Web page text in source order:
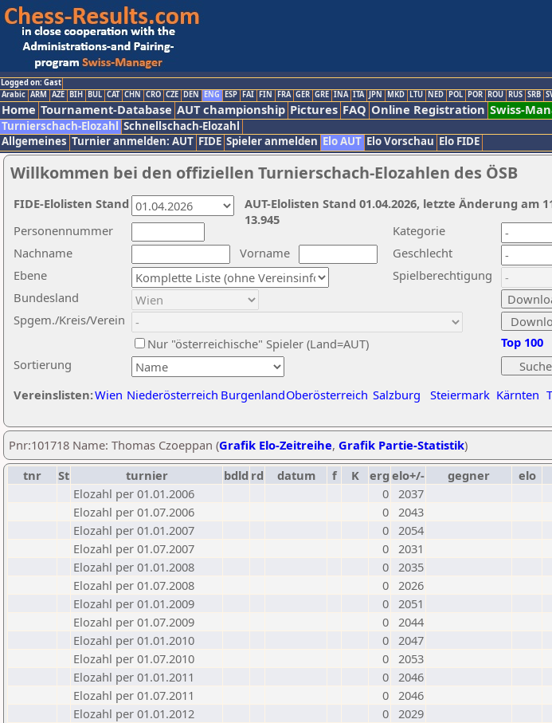
Logged on: Gast
Arabic ARM AZE BIH BUL CAT CHN CRO CZE DEN ENG ESP FAI FIN FRA GER GRE INA ITA JPN MKD LTU NED POL POR ROU RUS SRB
Home Tournament-Database AUT championship Pictures FAQ Online Registration Swiss-
Turnierschach-Elozahl Schnellschach-Elozahl
Allgemeines Turnier anmelden: AUT FIDE Spieler anmelden Elo AUT Elo Vorschau Elo FIDE
Willkommen bei den offiziellen Turnierschach-Elozahlen des ÖSB
Nachname
Vorname
Ebene
Kategorie
Sortierung
Personennummer
Bundesland
Spgem./Kreis/Verein
Geschlecht
Nur "österreichische" Spieler (Land=AUT)
Spielberechtigung
Vereinslisten:Wien Niederösterreich BurgenlandOberösterreich Salzburg Steiermark Kärnten
Top 100
AUT-Elolisten Stand 01.04.2026, letzte Änderung am
13.945
FIDE-Elolisten Stand
Pnr:101718 Name: Thomas Czoeppan (Grafik Elo-Zeitreihe, Grafik Partie-Statistik)
tnr
St turnier bdld rd datum f K erg elo+/- gegner elo
Elozahl per 01.01.2006
0 2037
Elozahl per 01.07.2006
0 2043
Elozahl per 01.01.2007
0 2054
Elozahl per 01.07.2007
0 2031
Elozahl per 01.01.2008
0 2035
Elozahl per 01.07.2008
0 2026
Elozahl per 01.01.2009
0 2051
Elozahl per 01.07.2009
0 2044
Elozahl per 01.01.2010
0 2047
Elozahl per 01.07.2010
0 2053
Elozahl per 01.01.2011
0 2046
Elozahl per 01.07.2011
0 2046
Elozahl per 01.01.2012
0 2029